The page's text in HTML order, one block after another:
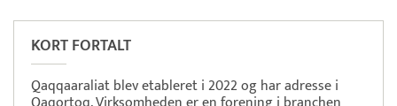
KORT FORTALT
Qaqqaaraliat blev etableret i 2022 og har adresse i